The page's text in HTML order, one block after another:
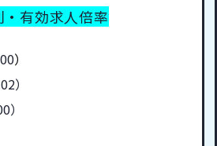
有効求人倍率
）
）